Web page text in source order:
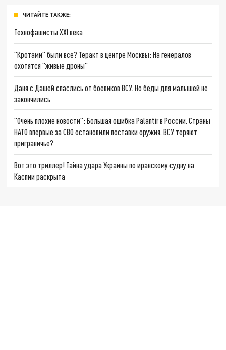
ЧИТАЙТЕ ТАКЖЕ:
Технофашисты XXI века
"Кротами" были все? Теракт в центре Москвы: На генералов
охотятся "живые дроны"
Даня с Дашей спаслись от боевиков ВСУ. Но беды для малышей не
закончились
"Очень плохие новости": Большая ошибка Palantir в России. Страны
НАТО впервые за СВО остановили поставки оружия. ВСУ теряют
приграничье?
Вот это триллер! Тайна удара Украины по иранскому судну на
Каспии раскрыта